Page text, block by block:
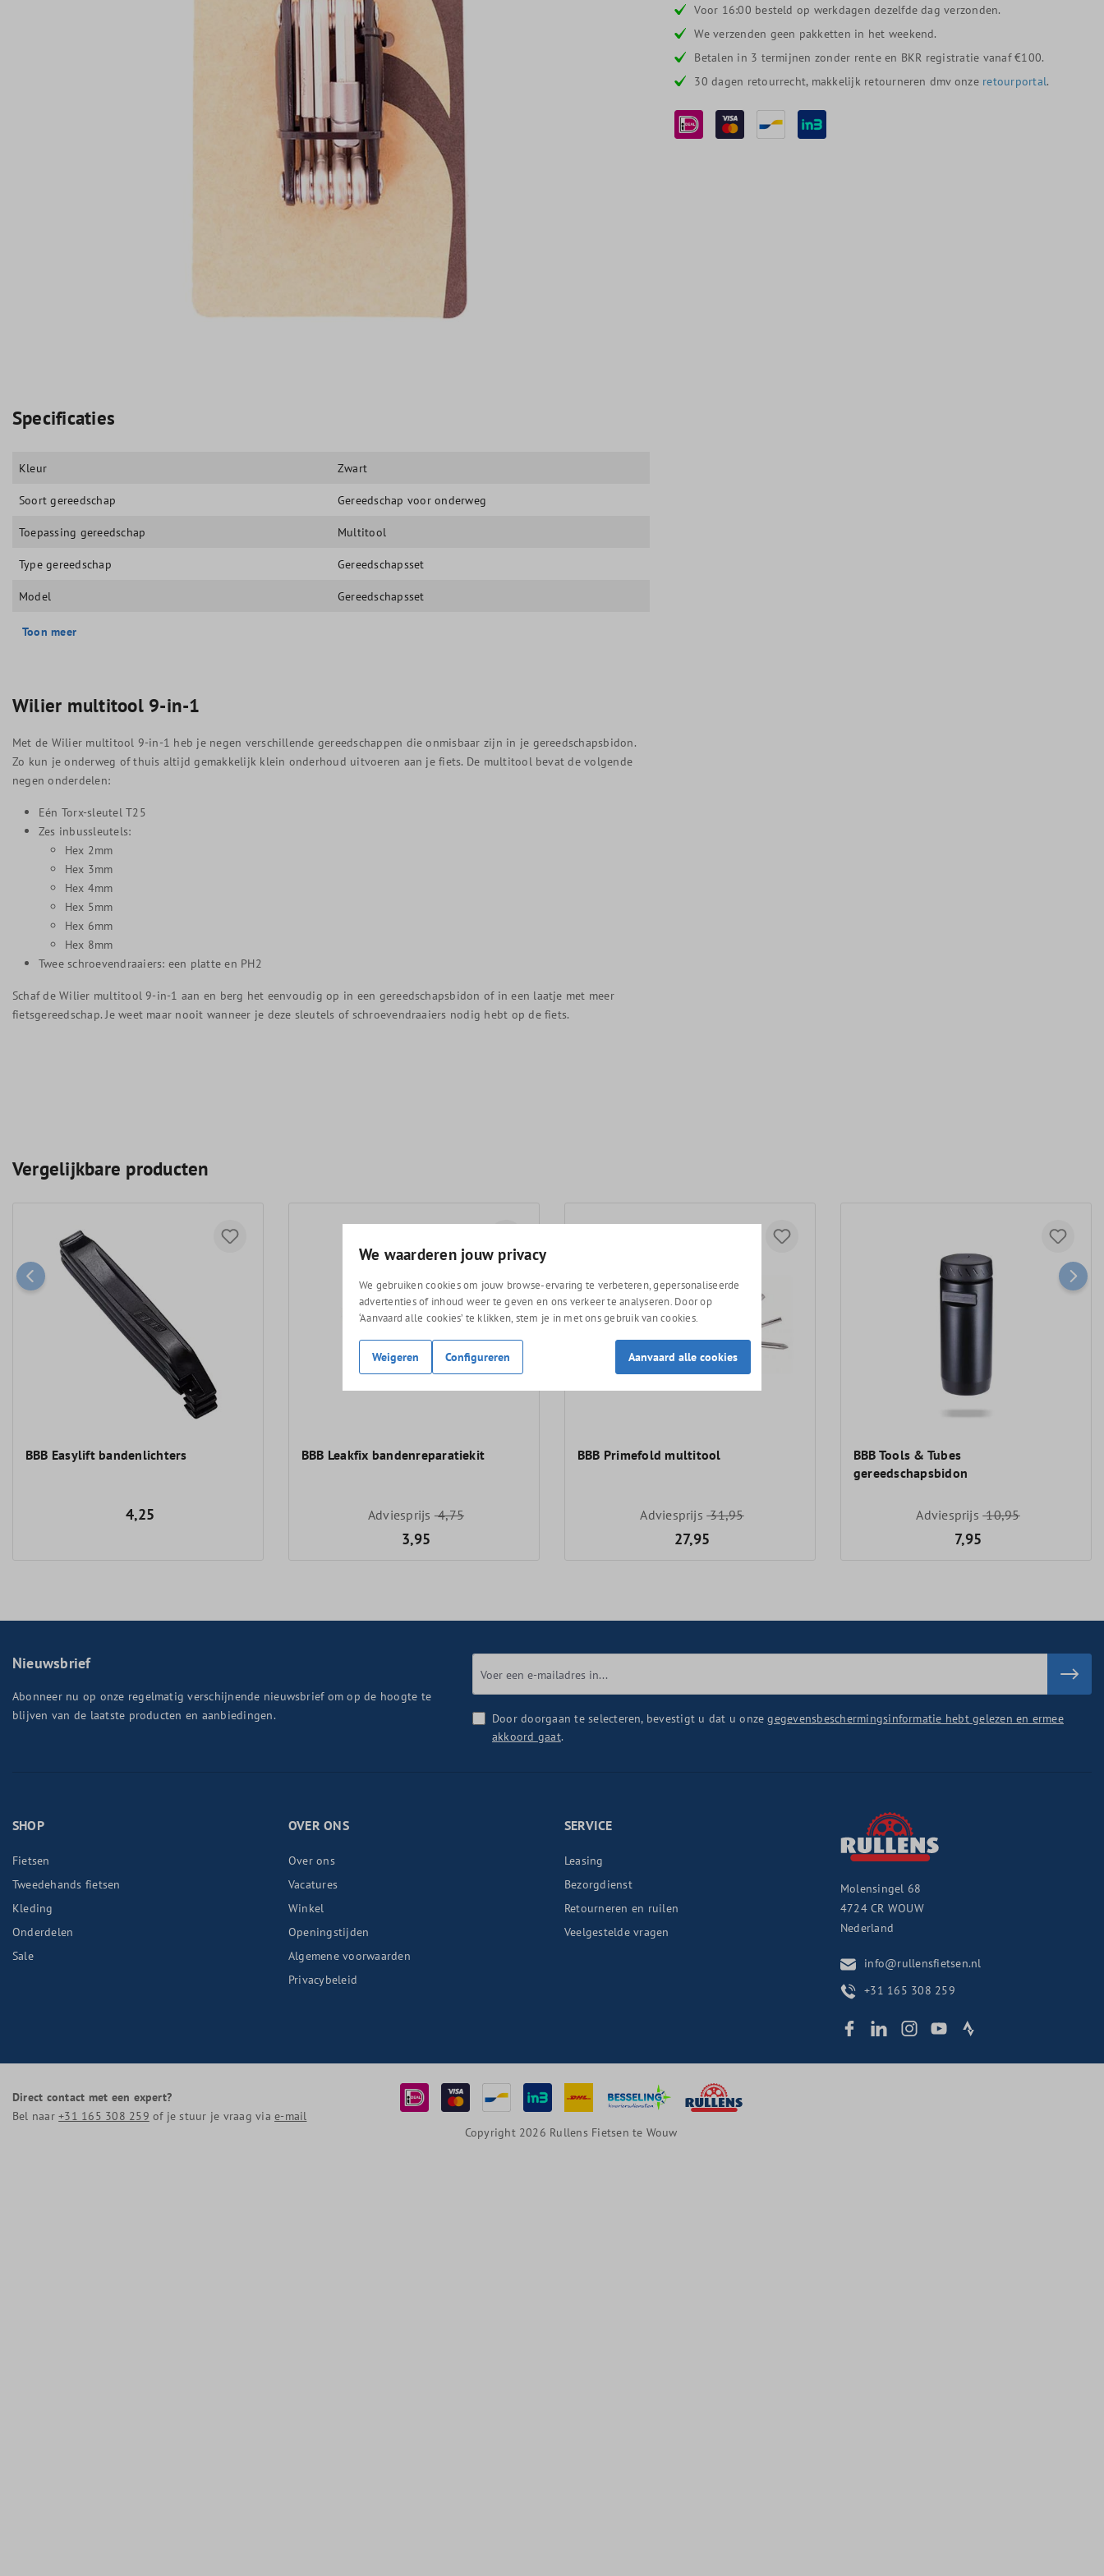
Voor 16:00 besteld op werkdagen dezelfde dag verzonden.
We verzenden geen pakketten in het weekend.
Betalen in 3 termijnen zonder rente en BKR registratie vanaf €100.
30 dagen retourrecht, makkelijk retourneren dmv onze retourportal.
Specificaties
Kleur Zwart
Soort gereedschap Gereedschap voor onderweg
Toepassing gereedschap Multitool
Type gereedschap Gereedschapsset
Model Gereedschapsset
Toon meer
Wilier multitool 9-in-1
Met de Wilier multitool 9-in-1 heb je negen verschillende gereedschappen die onmisbaar zijn in je gereedschapsbidon.
Zo kun je onderweg of thuis altijd gemakkelijk klein onderhoud uitvoeren aan je fiets. De multitool bevat de volgende
negen onderdelen:
Eén Torx-sleutel T25
Zes inbussleutels:
Hex 2mm
Hex 3mm
Hex 4mm
Hex 5mm
Hex 6mm
Hex 8mm
Twee schroevendraaiers: een platte en PH2
Schaf de Wilier multitool 9-in-1 aan en berg het eenvoudig op in een gereedschapsbidon of in een laatje met meer
fietsgereedschap. Je weet maar nooit wanneer je deze sleutels of schroevendraaiers nodig hebt op de fiets.
Vergelijkbare producten
BBB Easylift bandenlichters
4,25
BBB Leakfix bandenreparatiekit
Adviesprijs 4,75
3,95
BBB Primefold multitool
Adviesprijs31,95
27,95
BBB Tools & Tubes
gereedschapsbidon
Adviesprijs10,95
7,95
Nieuwsbrief
Abonneer nu op onze regelmatig verschijnende nieuwsbrief om op de hoogte te
blijven van de laatste producten en aanbiedingen.
Door doorgaan te selecteren, bevestigt u dat u onzegegevensbeschermingsinformatie hebt gelezen en ermee
akkoord gaat.
SHOP
Fietsen
Tweedehands fietsen
Kleding
Onderdelen
Sale
OVER ONS
Over ons
Vacatures
Winkel
Openingstijden
Algemene voorwaarden
Privacybeleid
SERVICE
Leasing
Bezorgdienst
Retourneren en ruilen
Veelgestelde vragen
Molensingel 68
4724 CR WOUW
Nederland
info@rullensfietsen.nl
+31 165 308 259
Direct contact met een expert?
Bel naar+31 165 308 259 of je stuur je vraag viae-mail
Copyright 2026 Rullens Fietsen te Wouw
We waarderen jouw privacy
We gebruiken cookies om jouw browse-ervaring te verbeteren, gepersonaliseerde
advertenties of inhoud weer te geven en ons verkeer te analyseren. Door op
‘Aanvaard alle cookies’ te klikken, stem je in met ons gebruik van cookies.
Weigeren Configureren Aanvaard alle cookies